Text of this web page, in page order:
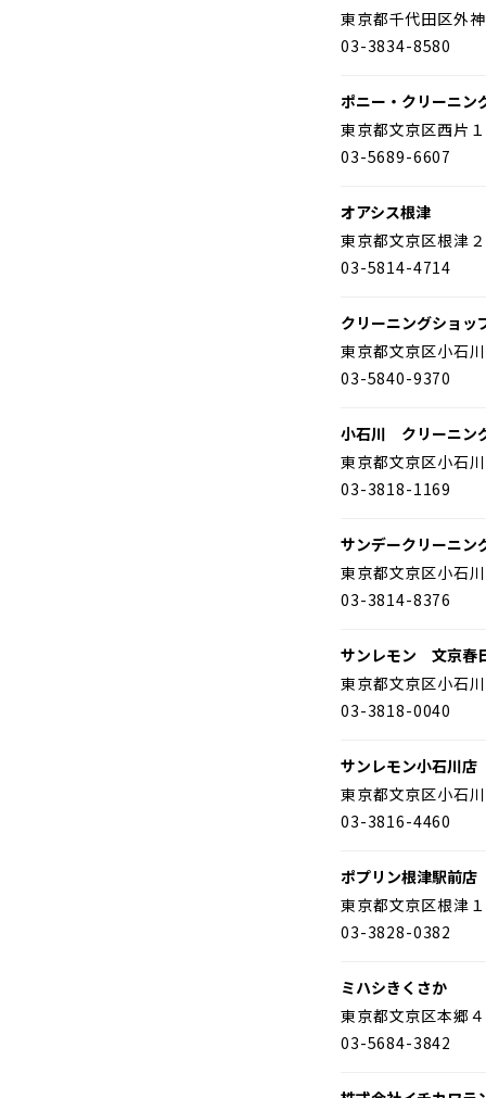
東京都千代田区外
03-3834-8580
ポニー・クリーニ
東京都文京区西片
03-5689-6607
オアシス根津
東京都文京区根津
03-5814-4714
クリーニングショッ
東京都文京区小石
03-5840-9370
小石川 クリーニン
東京都文京区小石
03-3818-1169
サンデークリーニン
東京都文京区小石
03-3814-8376
サンレモン 文京春
東京都文京区小石
03-3818-0040
サンレモン小石川店
東京都文京区小石
03-3816-4460
ポプリン根津駅前店
東京都文京区根津
03-3828-0382
ミハシきくさか
東京都文京区本郷
03-5684-3842